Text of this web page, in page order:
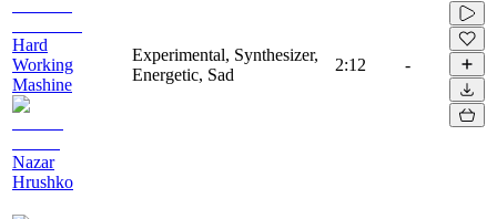
Hard
Working
Mashine
Nazar
Hrushko
Experimental, Synthesizer,
Energetic, Sad
2:12 -